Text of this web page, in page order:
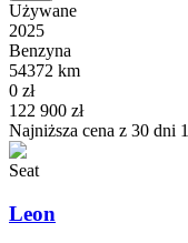
Używane
2025
Benzyna
54372 km
0 zł
122 900 zł
Najniższa cena z 30 dni
Seat
Leon